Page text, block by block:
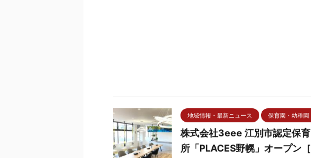
地域情報・最新ニュース 保育園・幼稚園
株式会社3eee 江別市認定保
所「PLACES野幌」オープン